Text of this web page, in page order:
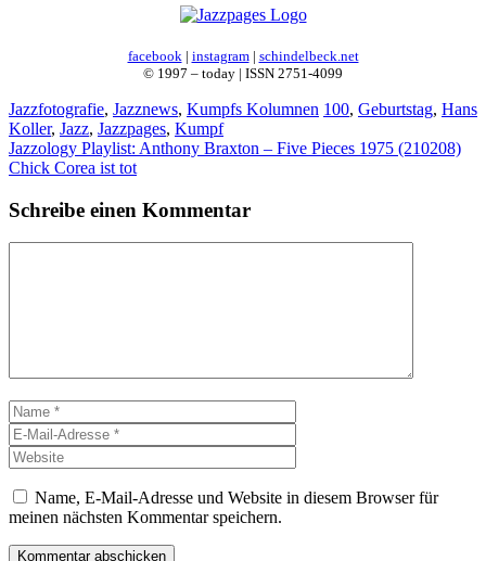
facebook | instagram| schindelbeck.net
© 1997 – today | ISSN 2751-4099
Kategorien
Jazzfotografie, Jazznews, Kumpfs Kolumnen Schlagwörter
100, Geburtstag, Hans
Koller, Jazz, Jazzpages, Kumpf
Jazzology Playlist: Anthony Braxton – Five Pieces 1975 (210208)
Chick Corea ist tot
Schreibe einen Kommentar
Name
Mail-
Adresse
Name, E-Mail-Adresse und Website in diesem Browser für
meinen nächsten Kommentar speichern.